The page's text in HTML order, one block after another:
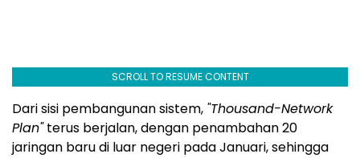
SCROLL TO RESUME CONTENT
Dari sisi pembangunan sistem, "Thousand-Network
Plan"terus berjalan, dengan penambahan 20
jaringan baru di luar negeri pada Januari, sehingga